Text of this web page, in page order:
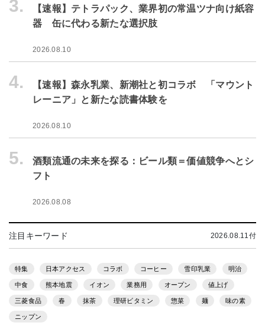
3.
【速報】テトラパック、業界初の常温ツナ向け紙容
器 缶に代わる新たな選択肢
2026.08.10
4.
【速報】森永乳業、新潮社と初コラボ 「マウント
レーニア」と新たな読書体験を
2026.08.10
5.
酒類流通の未来を探る：ビール類＝価値競争へとシ
フト
2026.08.08
注目キーワード 2026.08.11付
特集 日本アクセス コラボ コーヒー 雪印乳業 明治
中食 熊本地震 イオン 業務用 オープン 値上げ
三菱食品 春 抹茶 理研ビタミン 惣菜 麺 味の素
ニップン